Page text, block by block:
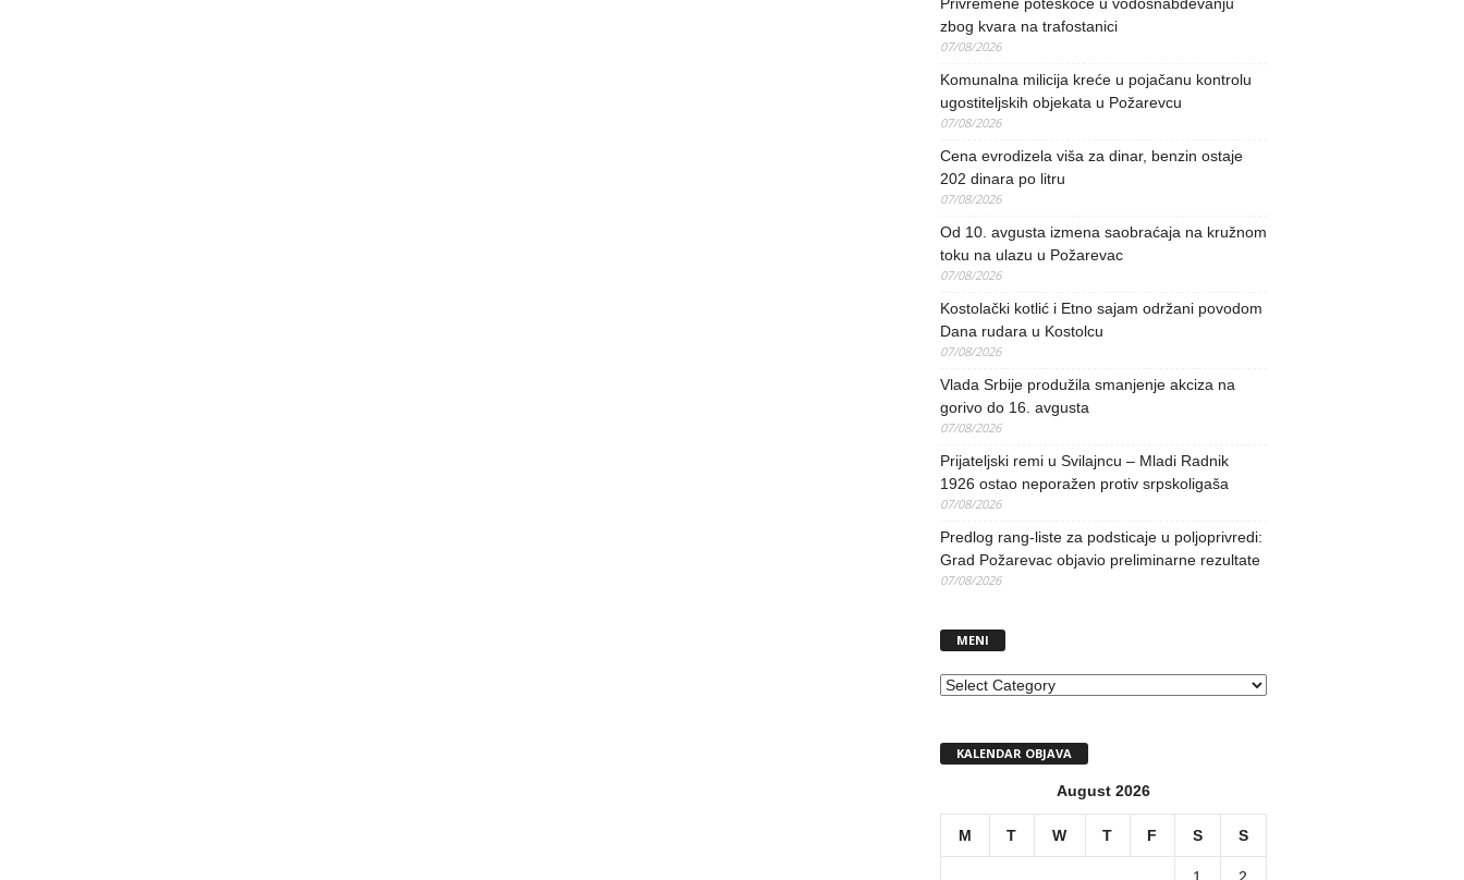
zbog kvara na trafostanici
07/08/2026
Komunalna milicija kreće u pojačanu kontrolu
ugostiteljskih objekata u Požarevcu
07/08/2026
Cena evrodizela viša za dinar, benzin ostaje
202 dinara po litru
07/08/2026
Od 10. avgusta izmena saobraćaja na kružnom
toku na ulazu u Požarevac
07/08/2026
Kostolački kotlić i Etno sajam održani povodom
Dana rudara u Kostolcu
07/08/2026
Vlada Srbije produžila smanjenje akciza na
gorivo do 16. avgusta
07/08/2026
Prijateljski remi u Svilajncu – Mladi Radnik
1926 ostao neporažen protiv srpskoligaša
07/08/2026
Predlog rang-liste za podsticaje u poljoprivredi:
Grad Požarevac objavio preliminarne rezultate
07/08/2026
MENI
MENI
KALENDAR OBJAVA
August 2026
M T W T F S S
1 2